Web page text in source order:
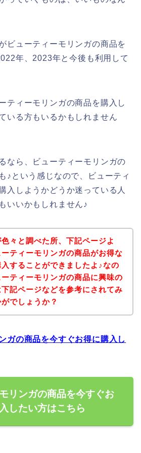
ビューティーモリンガの商品を
年、2023年と今後も利用して
ティーモリンガの商品を購入し
いる方もいるかもしれません
なら、ビューティーモリンガの
♪という感じなので、ビューティ
入しようかどうか迷っている人
いいかもしれません♪
々と調べた所、下記ページよ
ーティーモリンガの商品がお得な
することができましたよ♪なの
ティーモリンガの商品に興味の
記ページなどを参考にされてみ
でしょうか？
ガの商品を今すぐお得に購入し
リンガの商品を今すぐお
したい方はこちら